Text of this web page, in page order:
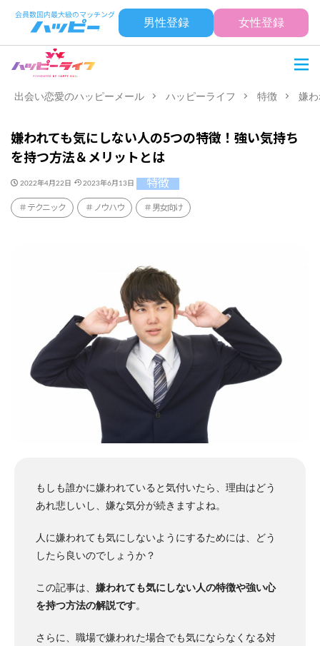
男性登録 女性登録
出会い恋愛のハッピーメール ハッピーライフ 特徴 嫌
嫌われても気にしない人の5つの特徴！強い気持ち
を持つ方法＆メリットとは
2022年4月22日 2023年6月13日 特徴
テクニック ノウハウ 男女向け
もしも誰かに嫌われていると気付いたら、理由はどう
あれ悲しいし、嫌な気分が続きますよね。
人に嫌われても気にしないようにするためには、どう
したら良いのでしょうか？
この記事は、 嫌われても気にしない人の特徴や強い心
を持つ方法の解説です。
さらに、職場で嫌われた場合でも気にならなくなる対